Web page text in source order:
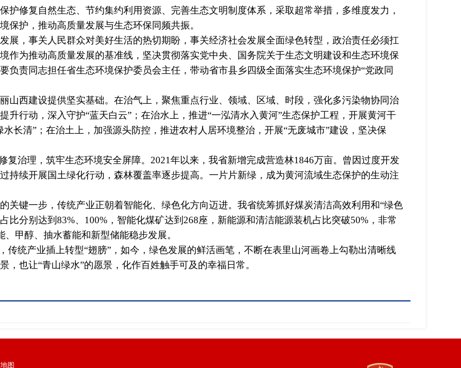
护修复自然生态、节约集约利用资源、完善生态文明制度体系，采取超常举措，多维度发力，
保护，推动高质量发展与生态环保同频共振。
，事关人民群众对美好生活的热切期盼，事关经济社会发展全面绿色转型，政治责任必须扛
作为推动高质量发展的基准线，坚决贯彻落实党中央、国务院关于生态文明建设和生态环境保
负责同志担任省生态环境保护委员会主任，带动省市县乡四级全面落实生态环境保护“党政同
西建设提供坚实基础。在治气上，聚焦重点行业、领域、区域、时段，强化多污染物协同治
升行动，深入守护“蓝天白云”；在治水上，推进“一泓清水入黄河”生态保护工程，开展黄河干
长清”；在治土上，加强源头防控，推进农村人居环境整治，开展“无废城市”建设，坚决保
治理，筑牢生态环境安全屏障。2021年以来，我省新增完成营造林1846万亩。曾因过度开发
持续开展国土绿化行动，森林覆盖率逐步提高。一片片新绿，成为黄河流域生态保护的生动注
键一步，传统产业正朝着智能化、绿色化方向迈进。我省统筹抓好煤炭清洁高效利用和“绿色
比分别达到83%、100%，智能化煤矿达到268座，新能源和清洁能源装机占比突破50%，非常
甲醇、抽水蓄能和新型储能稳步发展。
统产业插上转型“翅膀”，如今，绿色发展的鲜活画笔，不断在表里山河画卷上勾勒出清晰线
，也让“青山绿水”的愿景，化作百姓触手可及的幸福日常。
图